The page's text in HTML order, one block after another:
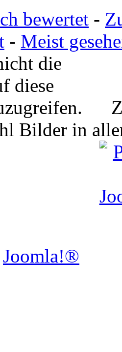
bewertet -
- Meist
Bilder in
Joomla!®